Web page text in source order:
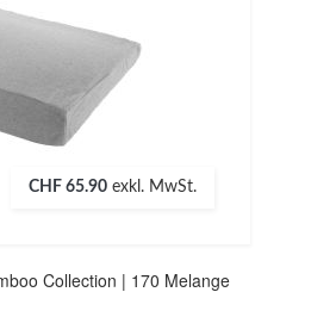
CHF 65.90 exkl. MwSt.
Collection | 170 Melange